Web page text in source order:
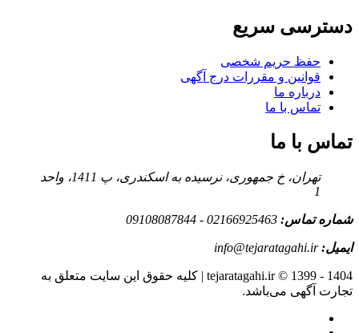
دسترسی سریع
حفظ حریم شخصی
قوانین و مقررات درج آگهی
درباره ما
تماس با ما
تماس با ما
تهران، خ جمهوری، نرسیده به اسکندری، پ 1411، واحد
1
شماره تماس: 02166925463 - 09108087844
ایمیل:info@tejaratagahi.ir
tejaratagahi.ir © 1399 - 1404 | کلیه حقوق این سایت متعلق به
تجارت آگهی می‌باشد.